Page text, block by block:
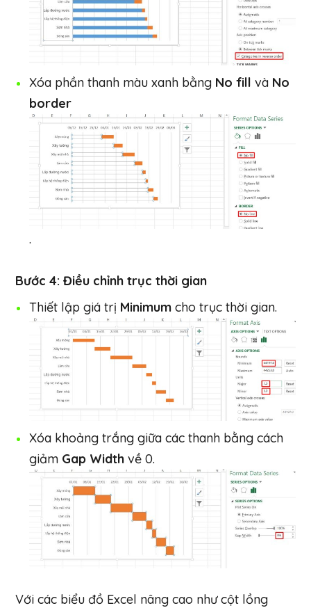
Xóa phần thanh màu xanh bằng No fill và No
border
.
Bước 4: Điều chỉnh trục thời gian
Thiết lập giá trị Minimum cho trục thời gian.
Xóa khoảng trắng giữa các thanh bằng cách
giảm Gap Width về 0.
Với các biểu đồ Excel nâng cao như cột lồng